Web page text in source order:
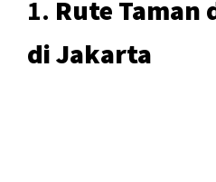
1. Rute Taman
di Jakarta